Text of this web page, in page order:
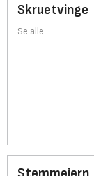
Skruetvinge
Se alle